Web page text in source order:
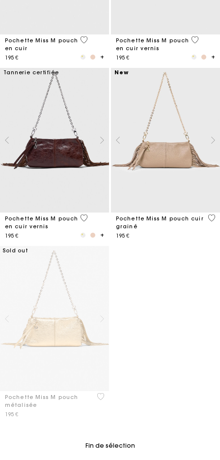
Pochette Miss M pouch
en cuir
195 €
4,1 out of 5 Customer Rating
Pochette Miss M pouch
en cuir vernis
195 €
3,8 out
Tannerie certifiée
Pochette Miss M pouch
en cuir vernis
195 €
3,2 out of 5 Customer Rating
New
Pochette Miss M pouch cuir
grainé
195 €
4,7
Sold out
Pochette Miss M pouch
métalisée
195 €
5 out of 5 Customer Rating
Fin de sélection